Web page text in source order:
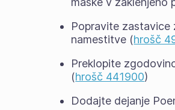
Popravite zastavice
namestitve (hrošč
Preklopite
(hrošč 441900)
Dodajte dejanje